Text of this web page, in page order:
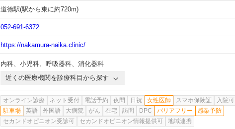
道徳駅(駅から東に約720m)
052-691-6372
https://nakamura-naika.clinic/
内科、 小児科、 呼吸器科、 消化器科
近くの医療機関を診療科目から探す
オンライン診療 ネット受付 電話予約 夜間 日祝 女性医師 スマホ保険証 入院可
駐車場
英語 外国語 大病院 がん 在宅 訪問 DPC バリアフリー
感染予防
セカンドオピニオン受診可
セカンドオピニオン情報提供可 地域連携